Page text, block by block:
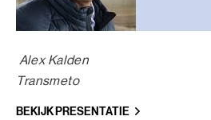
Alex Kalden
Transmeto
BEKIJK PRESENTATIE